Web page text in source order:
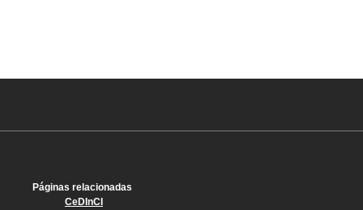
Páginas relacionadas
CeDInCI